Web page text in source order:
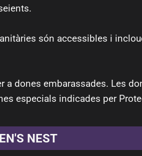
són accessibles i
a dones embarassades. Les
especials indicades per
NEST